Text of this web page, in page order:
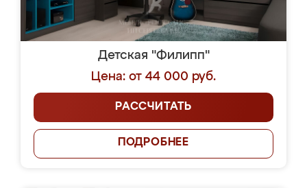
Детская "Филипп"
Цена: от 44 000 руб.
РАССЧИТАТЬ
ПОДРОБНЕЕ